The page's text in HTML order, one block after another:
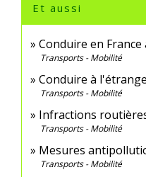
Et aussi
Conduire en
Transports - Mobilité
Conduire à
Transports - Mobilité
Infractions
Transports - Mobilité
Mesures
Transports - Mobilité